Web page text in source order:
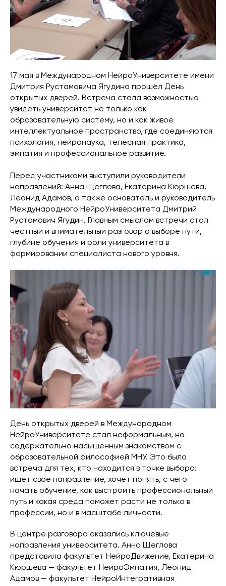
17 мая в Международном НейроУниверситете имени
Дмитрия Рустамовича Ягудина прошёл День
открытых дверей. Встреча стала возможностью
увидеть университет не только как
образовательную систему, но и как живое
интеллектуальное пространство, где соединяются
психология, нейронаука, телесная практика,
эмпатия и профессиональное развитие.
Перед участниками выступили руководители
направлений: Анна Щеглова, Екатерина Кюршева,
Леонид Адамов, а также основатель и руководитель
Международного НейроУниверситета Дмитрий
Рустамович Ягудин. Главным смыслом встречи стал
честный и внимательный разговор о выборе пути,
глубине обучения и роли университета в
формировании специалиста нового уровня.
День открытых дверей в Международном
НейроУниверситете стал неформальным, но
содержательно насыщенным знакомством с
образовательной философией МНУ. Это была
встреча для тех, кто находится в точке выбора:
ищет своё направление, хочет понять, с чего
начать обучение, как выстроить профессиональный
путь и какая среда поможет расти не только в
профессии, но и в масштабе личности.
В центре разговора оказались ключевые
направления университета. Анна Щеглова
представила факультет НейроДвижение, Екатерина
Кюршева — факультет НейроЭмпатия, Леонид
Адамов — факультет НейроИнтегративная